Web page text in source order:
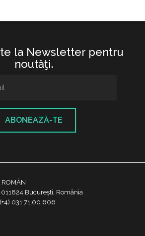
la Newsletter pentru
noutăţi.
ABONEAZĂ-TE
ROMÂN
București, România
031 71 00 606